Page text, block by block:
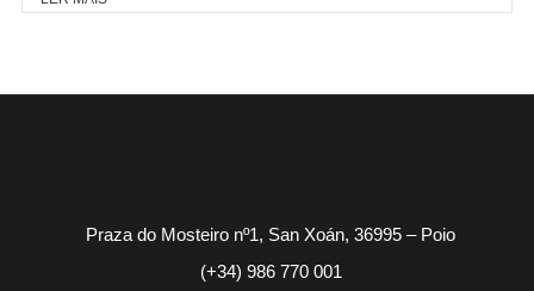
Praza do Mosteiro nº1, San Xoán, 36995 – Poio
(+34) 986 770 001